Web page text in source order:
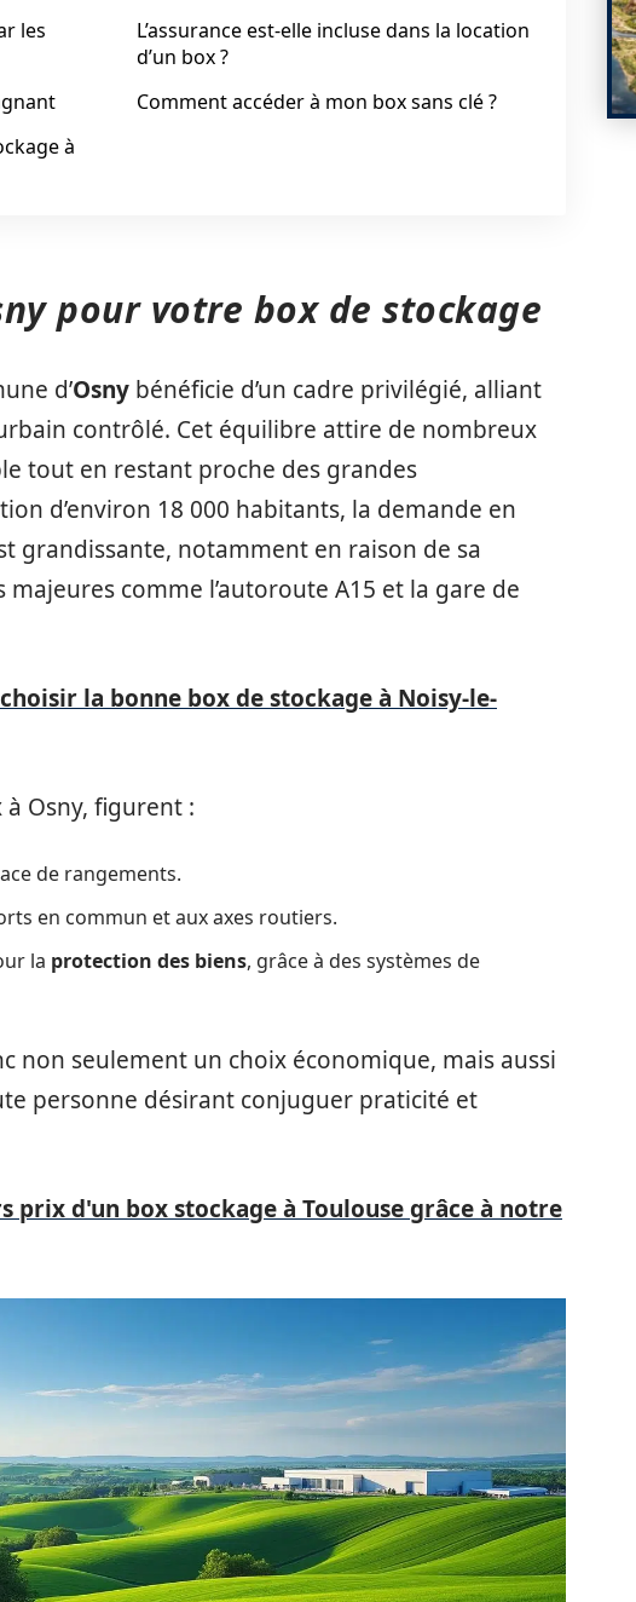
les
à
L’assurance est-elle incluse dans la location
d’un box ?
Comment accéder à mon box sans clé ?
pour votre box de stockage
d’Osny bénéficie d’un cadre privilégié, alliant
contrôlé. Cet équilibre attire de nombreux
tout en restant proche des grandes
d’environ 18 000 habitants, la demande en
grandissante, notamment en raison de sa
comme l’autoroute A15 et la gare de
la bonne box de stockage à Noisy-le-
Osny, figurent :
de rangements.
en commun et aux axes routiers.
la protection des biens, grâce à des systèmes de
non seulement un choix économique, mais aussi
personne désirant conjuguer praticité et
prix d'un box stockage à Toulouse grâce à notre